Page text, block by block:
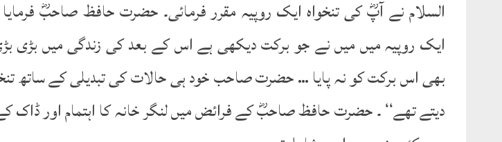
السلام نے آپؓ کی تنخواہ ایک روپیہ مقرر فرمائی۔ حضرت حافظ صاحبؓ
ایک روپیہ میں میں نے جو برکت دیکھی ہے اس کے بعد کی زندگی میں بڑی
بھی اس برکت کو نہ پایا … حضرت صاحب خود ہی حالات کی تبدیلی کے ساتھ
دیتے تھے‘‘ ۔ حضرت حافظ صاحبؓ کے فرائض میں لنگر خانہ کا اہتمام اور ڈاک